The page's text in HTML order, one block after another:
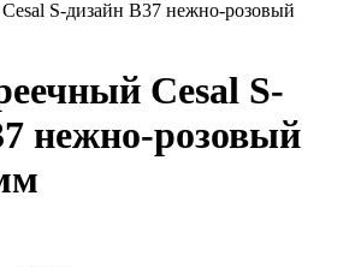
Cesal S-
нежно-розовый